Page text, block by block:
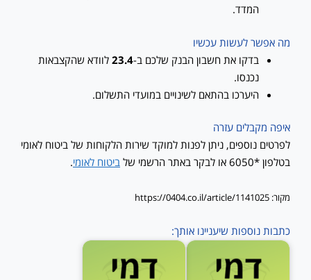
המדד.
מה אפשר לעשות עכשיו
בדקו את חשבון הבנק שלכם ב-23.4 לוודא שהקצבאות
נכנסו.
היערכו בהתאם לשינויים במועדי התשלום.
איפה מקבלים עזרה
לפרטים נוספים, ניתן לפנות למוקד שירות הלקוחות של ביטוח לאומי
בטלפון *6050 או לבקר באתר הרשמי של
ביטוח לאומי.
מקור: https://0404.co.il/article/1141025
כתבות נוספות שיעניינו אותך: